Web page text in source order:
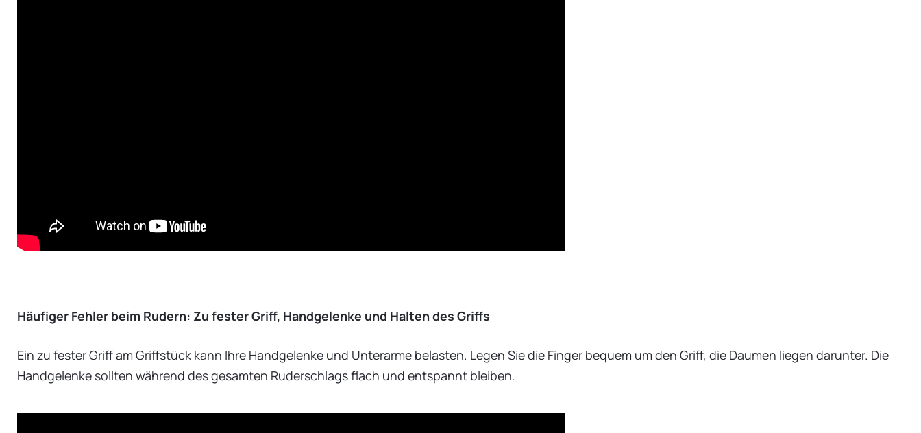
Häufiger Fehler beim Rudern: Zu fester Griff, Handgelenke und Halten des Griffs
Ein zu fester Griff am Griffstück kann Ihre Handgelenke und Unterarme belasten. Legen Sie die Finger bequem um den Griff, die Daumen liegen darunter. Die
Handgelenke sollten während des gesamten Ruderschlags flach und entspannt bleiben.